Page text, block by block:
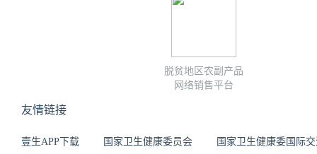
脱贫地区农副产品
网络销售平台
友情链接
壹生APP下载 国家卫生健康委员会 国家卫生健康委国际